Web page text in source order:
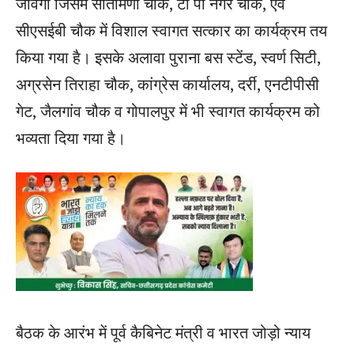
सीएसईबी चौक में विशाल स्वागत सत्कार का कार्यक्रम तय
किया गया है। इसके अलावा पुराना बस स्टेंड, स्वर्ण सिटी,
अग्रसेन तिराहा चौक, कांग्रेस कार्यालय, दर्री, एनटीपीसी
गेट, जैलगांव चौक व गोपालपुर में भी स्वागत कार्यक्रम को
भव्यता दिया गया है।
बैठक के आरंभ में पूर्व कैबिनेट मंत्री व भारत जोड़ो न्याय